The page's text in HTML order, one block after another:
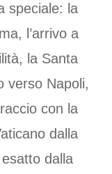
speciale: la
l’arrivo a
la Santa
verso Napoli,
con la
dalla
dalla